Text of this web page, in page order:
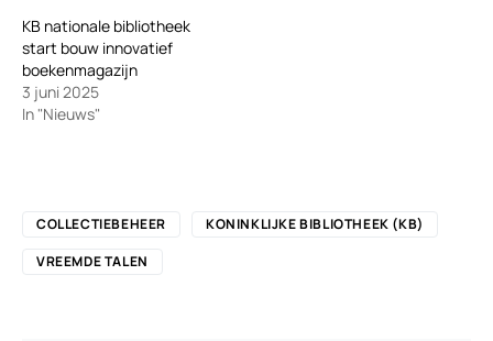
KB nationale bibliotheek
start bouw innovatief
boekenmagazijn
3 juni 2025
In "Nieuws"
COLLECTIEBEHEER
KONINKLIJKE BIBLIOTHEEK (KB)
VREEMDE TALEN